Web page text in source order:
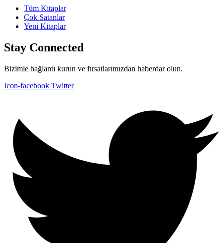
Tüm Kitaplar
Çok Satanlar
Yeni Kitaplar
Stay Connected
Bizimle bağlantı kurun ve fırsatlarımızdan haberdar olun.
Icon-facebook Twitter